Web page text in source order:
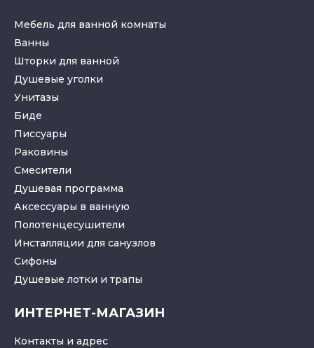
Мебель для ванной комнаты
Ванны
Шторки для ванной
Душевые уголки
Унитазы
Биде
Писсуары
Раковины
Смесители
Душевая программа
Аксессуары в ванную
Полотенцесушители
Инсталляции для санузлов
Cифоны
Душевые лотки и трапы
ИНТЕРНЕТ-МАГАЗИН
Контакты и адрес